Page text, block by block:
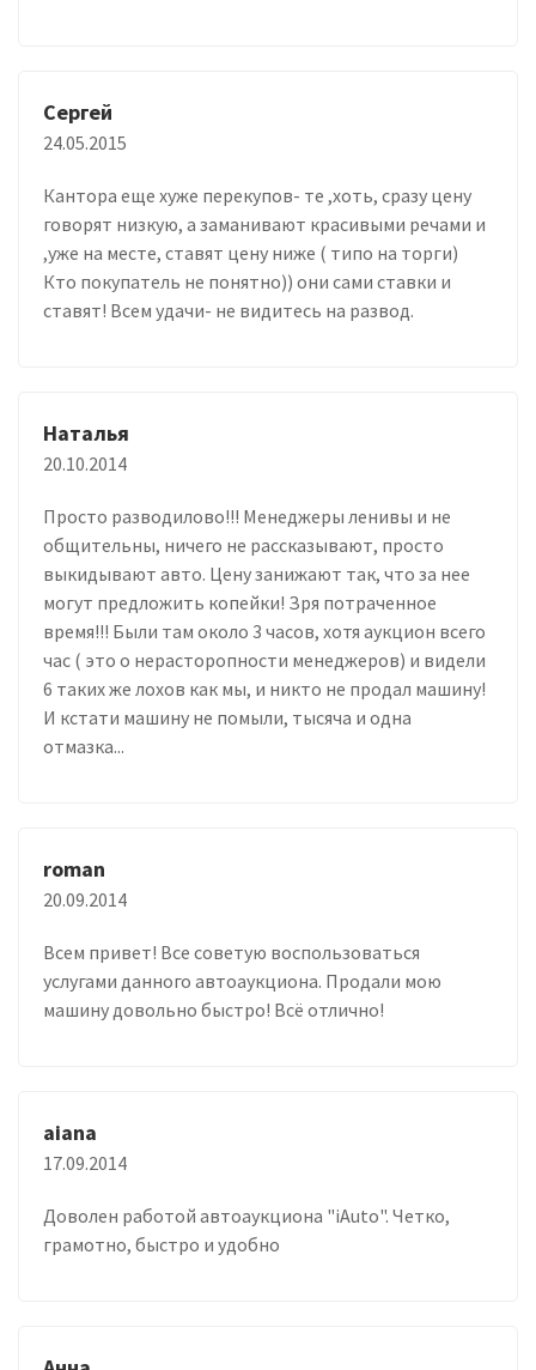
Сергей
24.05.2015
Кантора еще хуже перекупов- те ,хоть, сразу цену
говорят низкую, а заманивают красивыми речами и
,уже на месте, ставят цену ниже ( типо на торги)
Кто покупатель не понятно)) они сами ставки и
ставят! Всем удачи- не видитесь на развод.
Наталья
20.10.2014
Просто разводилово!!! Менеджеры ленивы и не
общительны, ничего не рассказывают, просто
выкидывают авто. Цену занижают так, что за нее
могут предложить копейки! Зря потраченное
время!!! Были там около 3 часов, хотя аукцион всего
час ( это о нерасторопности менеджеров) и видели
6 таких же лохов как мы, и никто не продал машину!
И кстати машину не помыли, тысяча и одна
отмазка...
roman
20.09.2014
Всем привет! Все советую воспользоваться
услугами данного автоаукциона. Продали мою
машину довольно быстро! Всё отлично!
aiana
17.09.2014
Доволен работой автоаукциона "iAuto". Четко,
грамотно, быстро и удобно